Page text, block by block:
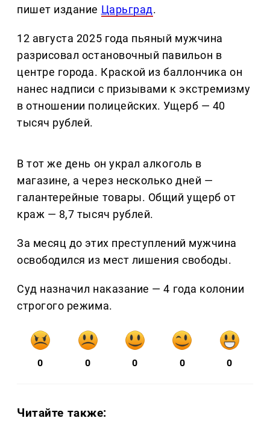
пишет издание Царьград.
12 августа 2025 года пьяный мужчина
разрисовал остановочный павильон в
центре города. Краской из баллончика он
нанес надписи с призывами к экстремизму
в отношении полицейских. Ущерб — 40
тысяч рублей.
В тот же день он украл алкоголь в
магазине, а через несколько дней —
галантерейные товары. Общий ущерб от
краж — 8,7 тысяч рублей.
За месяц до этих преступлений мужчина
освободился из мест лишения свободы.
Суд назначил наказание — 4 года колонии
строгого режима.
0 0 0 0 0
Читайте также: